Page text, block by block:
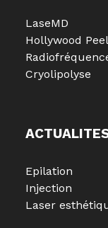
LaseMD
Hollywood Peel
Cryolipolyse
Epilation
Injection
Laser